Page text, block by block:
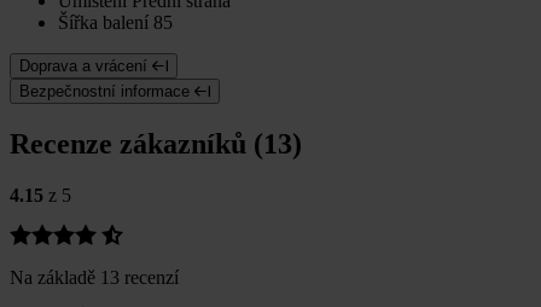
Šířka balení 85
Doprava a vrácení
Bezpečnostní informace
Recenze zákazníků (13)
4.15 z 5
Na základě 13 recenzí